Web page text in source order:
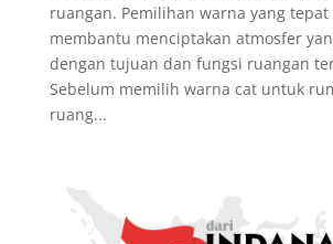
ruangan. Pemilihan warna yang
membantu menciptakan atmosfer
dengan tujuan dan fungsi ruangan
Sebelum memilih warna cat untuk
ruang...